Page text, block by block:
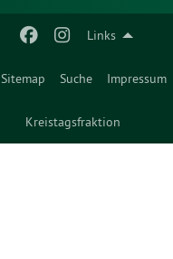
Links
Sitemap Suche Impressum
Kreistagsfraktion